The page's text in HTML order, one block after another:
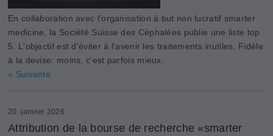
En collaboration avec l'organisation à but non lucratif smarter
medicine, la Société Suisse des Céphalées publie une liste top
5. L'objectif est d'éviter à l'avenir les traitements inutiles. Fidèle
à la devise: moins, c'est parfois mieux.
» Suivante
20. janvier 2026
Attribution de la bourse de recherche «smarter